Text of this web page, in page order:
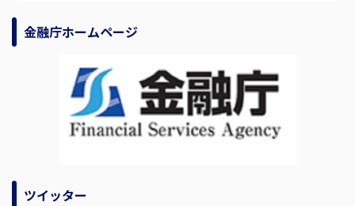
金融庁ホームページ
ツイッター